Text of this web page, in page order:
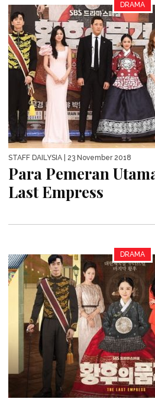
DRAMA
STAFF DAILYSIA | 23 November 2018
Para Pemeran
Last Empress
DRAMA